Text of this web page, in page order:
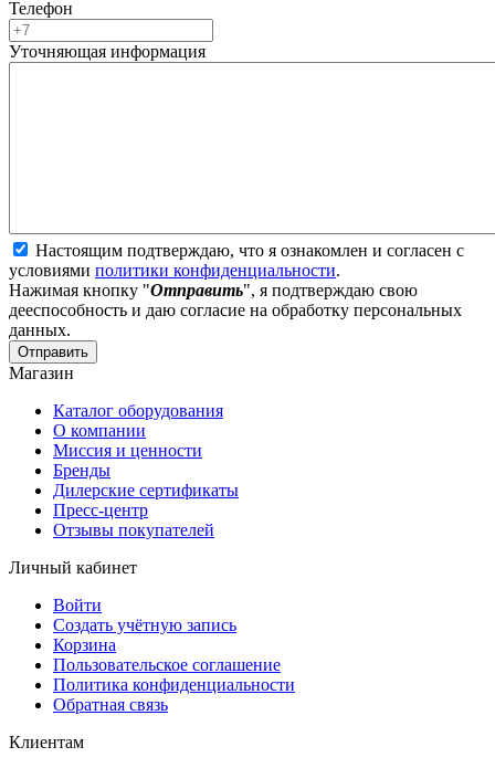
Телефон
Уточняющая информация
Настоящим подтверждаю, что я ознакомлен и согласен с
условиями политики конфиденциальности.
Нажимая кнопку "Отправить", я подтверждаю свою
дееспособность и даю согласие на обработку персональных
данных.
Отправить
Магазин
Каталог оборудования
О компании
Миссия и ценности
Бренды
Дилерские сертификаты
Пресс-центр
Отзывы покупателей
Личный кабинет
Войти
Создать учётную запись
Корзина
Пользовательское соглашение
Политика конфиденциальности
Обратная связь
Клиентам